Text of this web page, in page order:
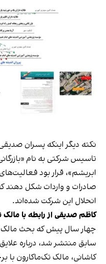
تاسیس شرکتی به نام
ابریشم»، قرار بود
صادرات و واردات شکل دهند
انحلال این شرکت شده‌اند.
کاظم صدیقی از رابطه با مالک
چهار سال پیش که بحث
سابق منتشر شد، درباره
کاشانی، مالک تک‌ماکارون